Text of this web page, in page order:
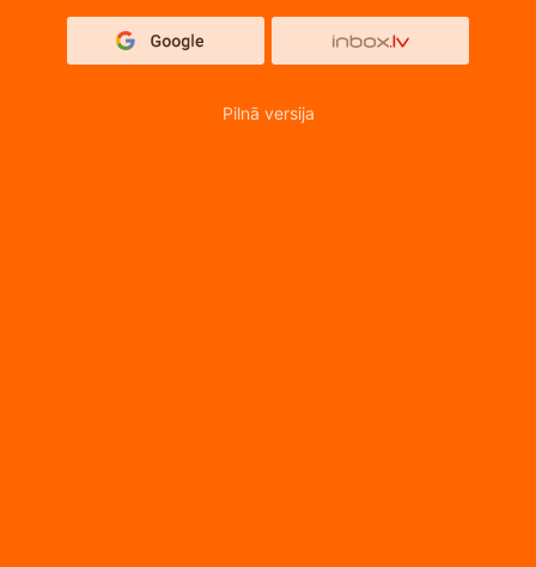
Pilnā versija